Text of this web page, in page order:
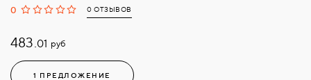
0 0 ОТЗЫВОВ
483.01 руб
1 ПРЕДЛОЖЕНИЕ